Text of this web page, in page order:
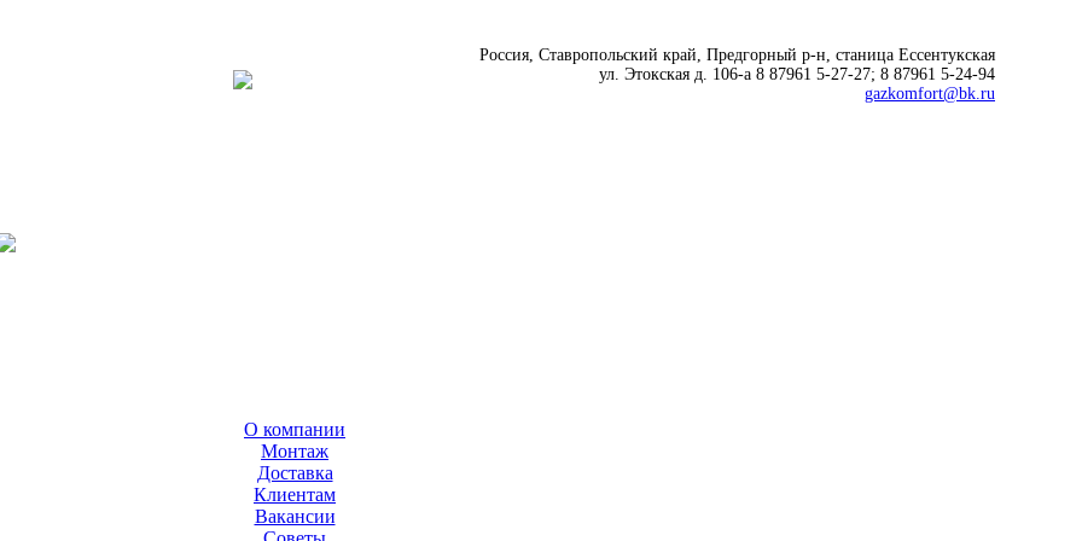
Россия, Ставропольский край, Предгорный р-н, cтаница Ессентукская
ул. Этокская д. 106-а 8 87961 5-27-27; 8 87961 5-24-94
gazkomfort@bk.ru
О компании
Монтаж
Доставка
Клиентам
Вакансии